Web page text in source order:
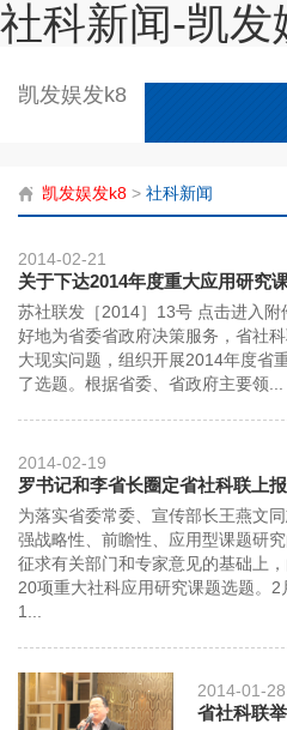
社科新闻-凯发
凯发娱发k8
凯发娱发k8 > 社科新闻
2014-02-21
关于下达2014年度重大应用研究
苏社联发［2014］13号 点击进入
好地为省委省政府决策服务，省社
大现实问题，组织开展2014年度省
了选题。根据省委、省政府主要领...
2014-02-19
罗书记和李省长圈定省社科联上
为落实省委常委、宣传部长王燕文
强战略性、前瞻性、应用型课题研
征求有关部门和专家意见的基础上
20项重大社科应用研究课题选题。
1...
2014-01-28
省社科联